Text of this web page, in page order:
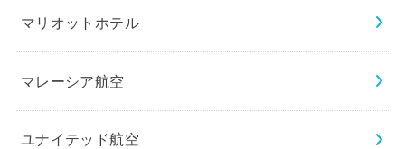
マリオットホテル
マレーシア航空
ユナイテッド航空